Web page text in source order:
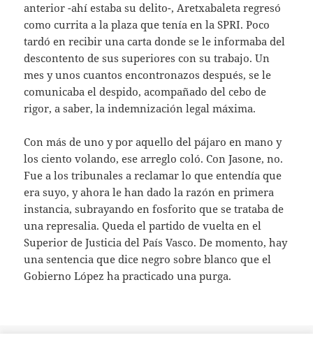
anterior -ahí estaba su delito-, Aretxabaleta regresó
como currita a la plaza que tenía en la SPRI. Poco
tardó en recibir una carta donde se le informaba del
descontento de sus superiores con su trabajo. Un
mes y unos cuantos encontronazos después, se le
comunicaba el despido, acompañado del cebo de
rigor, a saber, la indemnización legal máxima.
Con más de uno y por aquello del pájaro en mano y
los ciento volando, ese arreglo coló. Con Jasone, no.
Fue a los tribunales a reclamar lo que entendía que
era suyo, y ahora le han dado la razón en primera
instancia, subrayando en fosforito que se trataba de
una represalia. Queda el partido de vuelta en el
Superior de Justicia del País Vasco. De momento, hay
una sentencia que dice negro sobre blanco que el
Gobierno López ha practicado una purga.